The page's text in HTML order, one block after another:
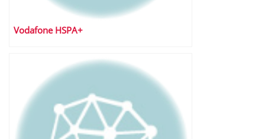
Vodafone HSPA+